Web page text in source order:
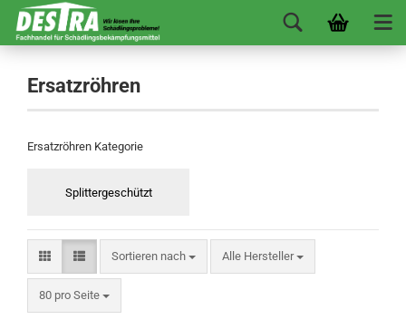
Ersatzröhren
Ersatzröhren Kategorie
Splittergeschützt
Sortieren nach Alle Hersteller
80 pro Seite